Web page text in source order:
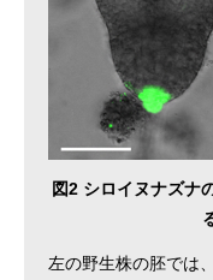
図2 シロイヌナズナ
左の野生株の胚では